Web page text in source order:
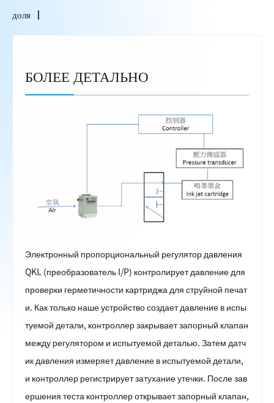
доля
БОЛЕЕ ДЕТАЛЬНО
Электронный пропорциональный регулятор давления
QKL (преобразователь I/P) контролирует давление для
проверки герметичности картриджа для струйной печат
и. Как только наше устройство создает давление в испы
туемой детали, контроллер закрывает запорный клапан
между регулятором и испытуемой деталью. Затем датч
ик давления измеряет давление в испытуемой детали,
и контроллер регистрирует затухание утечки. После зав
ершения теста контроллер открывает запорный клапан,